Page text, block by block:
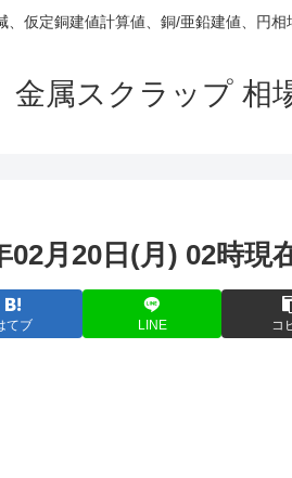
、仮定銅建値計算値、銅/亜鉛建値、円
金属スクラップ 相
月20日(月) 02時現
てブ LINE コ